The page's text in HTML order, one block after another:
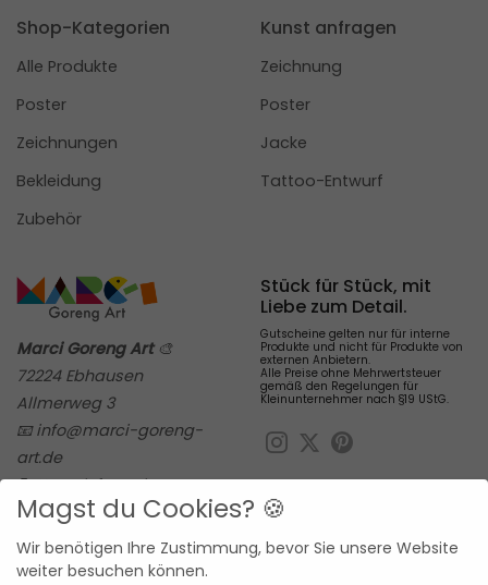
Marci Goreng Art🎨
72224 Ebhausen
Allmerweg 3
📧 info@marci-goreng-
art.de
📝Kontaktformular
Stück für Stück, mit
Liebe zum Detail.
Gutscheine gelten nur für interne
Produkte und nicht für Produkte von
externen Anbietern.
Alle Preise ohne Mehrwertsteuer
gemäß den Regelungen für
Kleinunternehmer nach §19 UStG.
Shop-Kategorien
Alle Produkte
Poster
Zeichnungen
Bekleidung
Zubehör
Kunst anfragen
Zeichnung
Poster
Jacke
Tattoo-Entwurf
Zahlungsarten
Sicher einkaufen
Magst du Cookies? 🍪
Wir benötigen Ihre Zustimmung, bevor Sie unsere Website
weiter besuchen können.